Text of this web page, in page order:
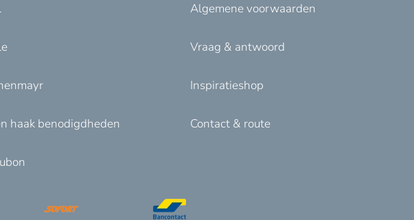
haak benodigdheden
Algemene voorwaarden
Vraag & antwoord
Inspiratieshop
Contact & route